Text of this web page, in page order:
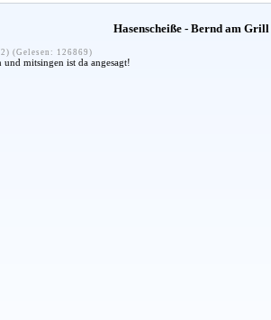
Hasenscheiße - Bernd am Grill
(Gelesen: 126869)
mitsingen ist da angesagt!